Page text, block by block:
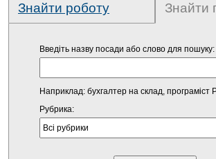
Знайти роботу Знайти
Введіть назву посади або слово для пошуку:
Наприклад: бухгалтер на склад, програміст
Рубрика: